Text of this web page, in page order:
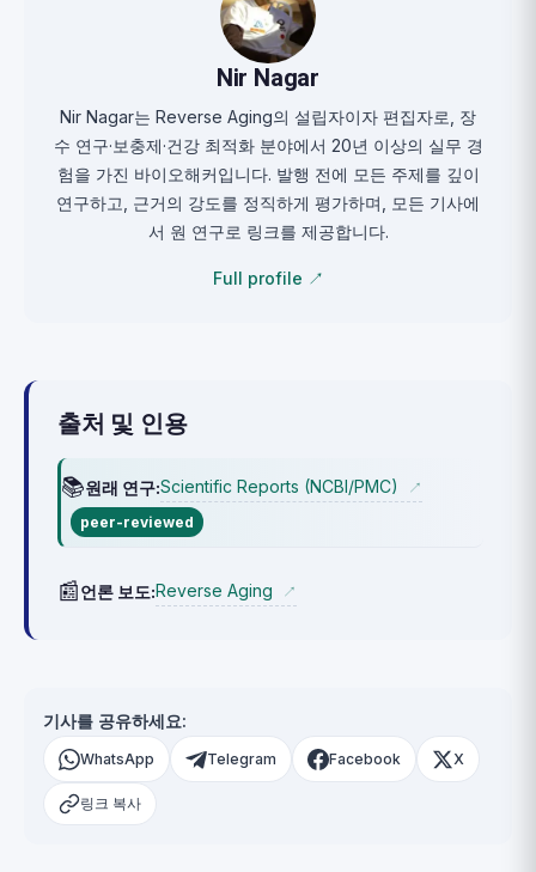
Nir Nagar
Nir Nagar는 Reverse Aging의 설립자이자 편집자로, 장
수 연구·보충제·건강 최적화 분야에서 20년 이상의 실무 경
험을 가진 바이오해커입니다. 발행 전에 모든 주제를 깊이
연구하고, 근거의 강도를 정직하게 평가하며, 모든 기사에
서 원 연구로 링크를 제공합니다.
Full profile ↗
출처 및 인용
📚원래 연구:Scientific Reports (NCBI/PMC)
↗
peer-reviewed
📰언론 보도:Reverse Aging ↗
기사를 공유하세요:
WhatsApp Telegram Facebook X
링크 복사